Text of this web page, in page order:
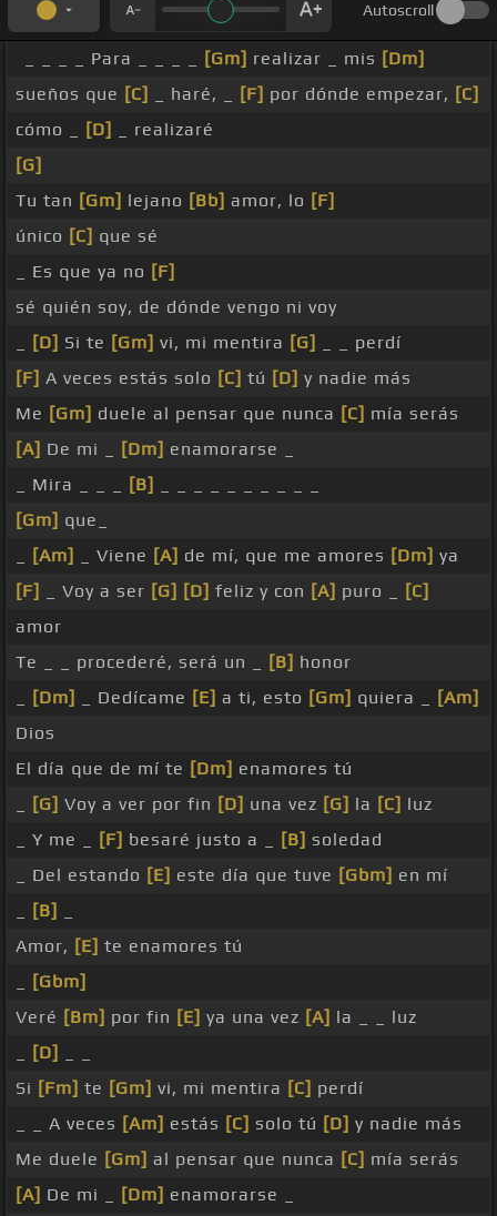
Autoscroll
_ _ _ _ Para _ _ _ _ [Gm] realizar _ mis [Dm]
sueños que [C] _ haré, _ [F] por dónde empezar, [C]
cómo _
[D]
_ realizaré
[G]
Tu tan [Gm] lejano [Bb] amor, lo [F]
único [C] que sé
_ Es que ya no [F]
sé quién soy, de dónde vengo ni voy
[D] Si te [Gm] vi, mi mentira [G]
_ _ perdí
[F] A veces estás solo [C] tú [D] y nadie más
Me [Gm] duele al pensar que nunca [C] mía serás
[A] De mi _ [Dm] enamorarse _
_ Mira _ _ _
[B]
[Gm] que_
[Am] _ Viene [A] de mí, que me amores [Dm] ya
[F]
_ Voy a ser [G] [D] feliz y con [A] puro _
[C]
amor
Te _ _ procederé, será un _
[B] honor
[Dm] _ Dedícame [E] a ti, esto [Gm] quiera _
[Am]
Dios
El día que de mí te [Dm] enamores tú
[G] Voy a ver por fin [D] una vez [G] la [C] luz
_ Y me _
[F] besaré justo a _ [B] soledad
_ Del estando [E] este día que tuve [Gbm] en mí
[B]
Amor, [E] te enamores tú
[Gbm]
Veré [Bm] por fin [E] ya una vez [A] la _ _ luz
[D]
Si [Fm] te [Gm] vi, mi mentira [C] perdí
_ _ A veces [Am] estás [C] solo tú [D] y nadie más
Me duele [Gm] al pensar que nunca [C] mía serás
[A] De mi _ [Dm] enamorarse _